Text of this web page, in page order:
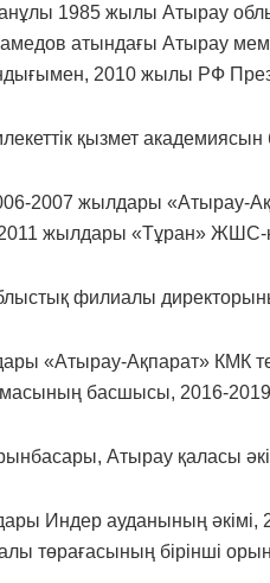
1985 жылы Атырау
атындағы Атырау
2010 жылы РФ
қызмет
2007 жылдары «Атырау-
жылдары «Тұран» ЖШС-
филиалы
«Атырау-Ақпарат» КМК
басшысы, 2016-
Атырау қаласы
Индер ауданының
төрағасының бірінші